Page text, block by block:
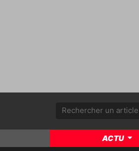
ACTU